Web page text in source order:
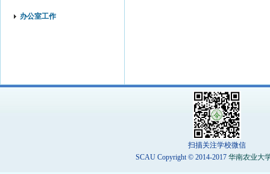
办公室工作
扫描关注学校微信
SCAU Copyright © 2014-2017 华南农业大